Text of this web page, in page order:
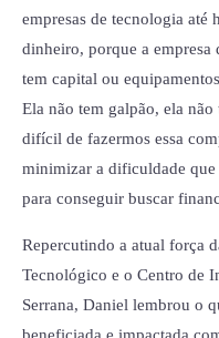
empresas de tecnologia
dinheiro, porque a
tem capital ou
Ela não tem galpão, ela
difícil de fazermos essa
minimizar a dificuldade que
para conseguir buscar
Repercutindo a atual força
Tecnológico e o Centro de
Serrana, Daniel lembrou o